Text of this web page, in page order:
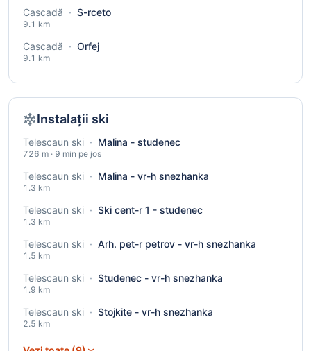
Cascadă · S-rceto
9.1 km
Cascadă · Orfej
9.1 km
Instalații ski
Telescaun ski · Malina - studenec
726 m · 9 min pe jos
Telescaun ski · Malina - vr-h snezhanka
1.3 km
Telescaun ski · Ski cent-r 1 - studenec
1.3 km
Telescaun ski · Arh. pet-r petrov - vr-h snezhanka
1.5 km
Telescaun ski · Studenec - vr-h snezhanka
1.9 km
Telescaun ski · Stojkite - vr-h snezhanka
2.5 km